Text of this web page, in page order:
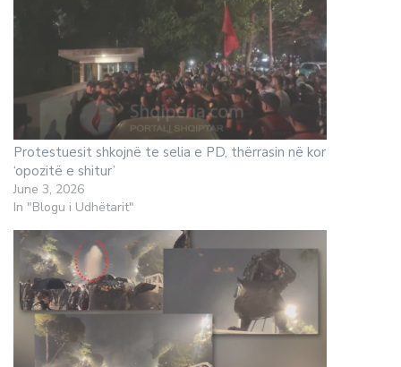
Protestuesit shkojnë te selia e PD, thërrasin në kor
‘opozitë e shitur’
June 3, 2026
In "Blogu i Udhëtarit"